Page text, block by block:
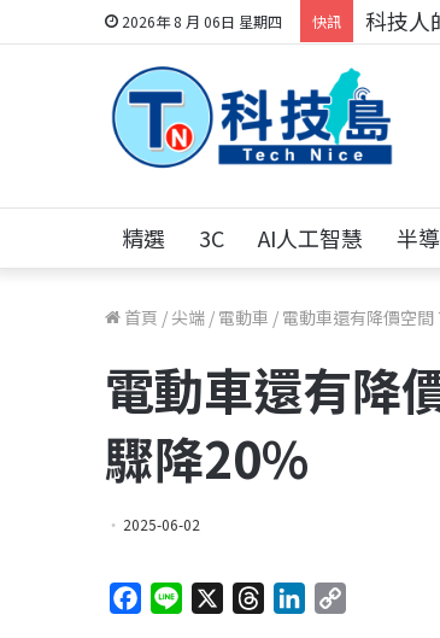
2026年 8 月 06日 星期四 快訊 科技人
精選 3C AI人工智慧 半
首頁 /尖端 / 電動車 / 電動車還有降價空
電動車還有降
驟降20%
2025-06-02